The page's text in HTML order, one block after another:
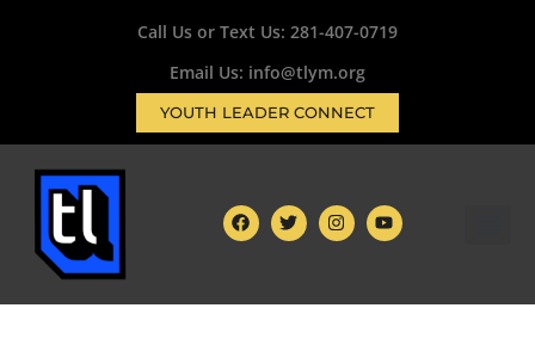
Call Us or Text Us: 281-407-0719
Email Us: info@tlym.org
YOUTH LEADER CONNECT